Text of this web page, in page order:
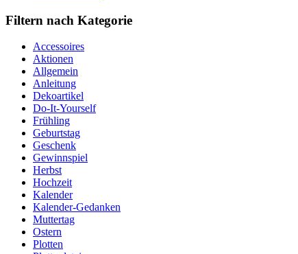
Filtern nach Kategorie
Accessoires
Aktionen
Allgemein
Anleitung
Dekoartikel
Do-It-Yourself
Frühling
Geburtstag
Geschenk
Gewinnspiel
Herbst
Hochzeit
Kalender
Kalender-Gedanken
Muttertag
Ostern
Plotten